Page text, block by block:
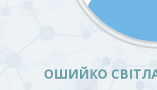
ОШИЙКО